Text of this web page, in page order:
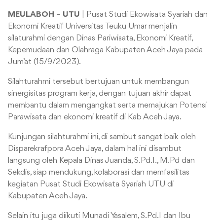
MEULABOH – UTU | Pusat Studi Ekowisata Syariah dan
Ekonomi Kreatif Universitas Teuku Umar menjalin
silaturahmi dengan Dinas Pariwisata, Ekonomi Kreatif,
Kepemudaan dan Olahraga Kabupaten Aceh Jaya pada
Jum’at (15/9/2023).
Silahturahmi tersebut bertujuan untuk membangun
sinergisitas program kerja, dengan tujuan akhir dapat
membantu dalam mengangkat serta memajukan Potensi
Parawisata dan ekonomi kreatif di Kab Aceh Jaya.
Kunjungan silahturahmi ini, di sambut sangat baik oleh
Disparekrafpora Aceh Jaya, dalam hal ini disambut
langsung oleh Kepala Dinas Juanda, S.Pd.I., M.Pd dan
Sekdis, siap mendukung, kolaborasi dan memfasilitas
kegiatan Pusat Studi Ekowisata Syariah UTU di
Kabupaten Aceh Jaya.
Selain itu juga diikuti Munadi Yasalem, S.Pd.I dan Ibu